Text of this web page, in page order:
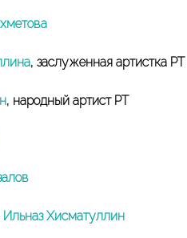
, заслуженная артистка РТ
, народный артист РТ
Ильназ Хисматуллин